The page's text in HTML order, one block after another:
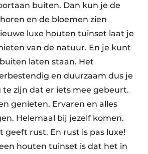
buiten. Dan kun je de
en de bloemen zien
luxe houten tuinset laat je
van de natuur. En je kunt
laten staan. Het
en duurzaam dus je
zijn dat er iets mee gebeurt.
genieten. Ervaren en alles
Helemaal bij jezelf komen.
geeft rust. En rust is pas luxe!
houten tuinset is dat het in